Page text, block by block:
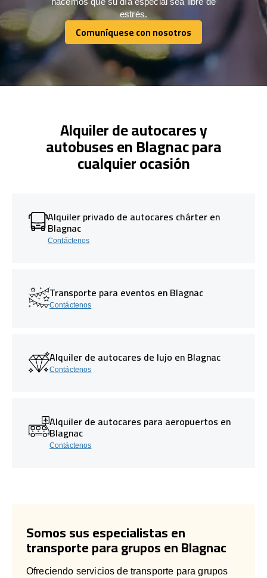
estrés.
Comuníquese con nosotros
Comuníquese con nosotros
Alquiler de autocares y
autobuses en Blagnac para
cualquier ocasión
Alquiler privado de autocares chárter en
Blagnac
Contáctenos
Transporte para eventos en Blagnac
Contáctenos
Alquiler de autocares de lujo en Blagnac
Contáctenos
Alquiler de autocares para aeropuertos en
Blagnac
Contáctenos
Somos sus especialistas en
transporte para grupos en Blagnac
Ofreciendo servicios de transporte para grupos